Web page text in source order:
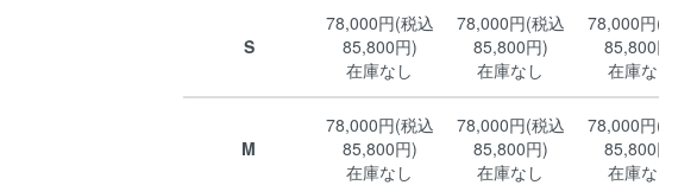
S
78,000円(税込
85,800円)
在庫なし
78,000円(税込
85,800円)
在庫なし
78,000円(税込
85,800円)
在庫なし
M
78,000円(税込
85,800円)
在庫なし
78,000円(税込
85,800円)
在庫なし
78,000円(税込
85,800円)
在庫なし